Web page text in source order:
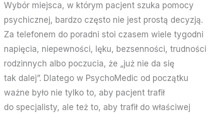
Wybór miejsca, w którym pacjent szuka pomocy
psychicznej, bardzo często nie jest prostą decyzją.
Za telefonem do poradni stoi czasem wiele tygodni
napięcia, niepewności, lęku, bezsenności, trudności
rodzinnych albo poczucia, że „już nie da się
tak dalej”. Dlatego w PsychoMedic od początku
ważne było nie tylko to, aby pacjent trafił
do specjalisty, ale też to, aby trafił do właściwej